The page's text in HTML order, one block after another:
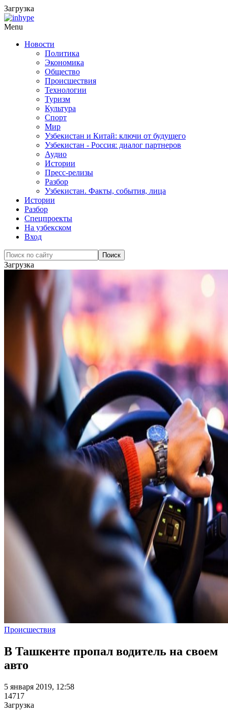
Загрузка
Menu
Новости
Политика
Экономика
Общество
Происшествия
Технологии
Туризм
Культура
Спорт
Мир
Узбекистан и Китай: ключи от будущего
Узбекистан - Россия: диалог партнеров
Аудио
Истории
Пресс-релизы
Разбор
Узбекистан. Факты, события, лица
Истории
Разбор
Спецпроекты
На узбекском
Вход
Загрузка
Происшествия
В Ташкенте пропал водитель на своем
авто
5 января 2019, 12:58
14717
Загрузка